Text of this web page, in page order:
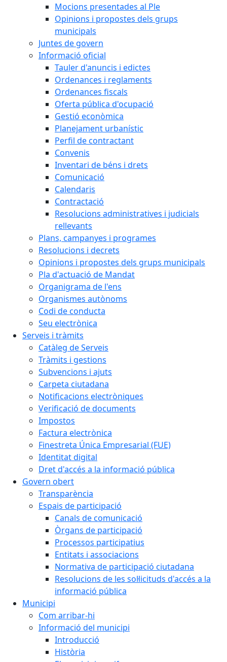
Mocions presentades al Ple
Opinions i propostes dels grups
municipals
Juntes de govern
Informació oficial
Tauler d'anuncis i edictes
Ordenances i reglaments
Ordenances fiscals
Oferta pública d'ocupació
Gestió econòmica
Planejament urbanístic
Perfil de contractant
Convenis
Inventari de béns i drets
Comunicació
Calendaris
Contractació
Resolucions administratives i judicials
rellevants
Plans, campanyes i programes
Resolucions i decrets
Opinions i propostes dels grups municipals
Pla d'actuació de Mandat
Organigrama de l'ens
Organismes autònoms
Codi de conducta
Seu electrònica
Serveis i tràmits
Catàleg de Serveis
Tràmits i gestions
Subvencions i ajuts
Carpeta ciutadana
Notificacions electròniques
Verificació de documents
Impostos
Factura electrònica
Finestreta Única Empresarial (FUE)
Identitat digital
Dret d'accés a la informació pública
Govern obert
Transparència
Espais de participació
Canals de comunicació
Òrgans de participació
Processos participatius
Entitats i associacions
Normativa de participació ciutadana
Resolucions de les sol·licituds d'accés a la
informació pública
Municipi
Com arribar-hi
Informació del municipi
Introducció
Història